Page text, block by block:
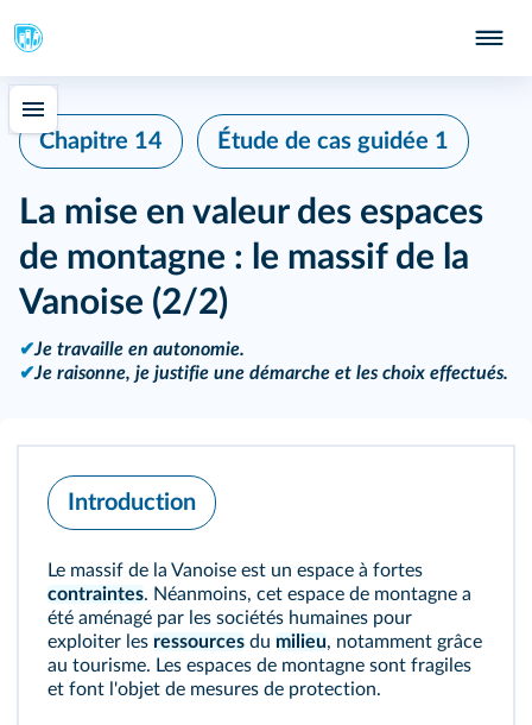
Chapitre 14 Étude de cas guidée 1
La mise en valeur des espaces
de montagne : le massif de la
Vanoise (2/2)
✔Je travaille en autonomie.
✔Je raisonne, je justifie une démarche et les choix effectués.
Introduction
Le massif de la Vanoise est un espace à fortes
contraintes. Néanmoins, cet espace de montagne a
été aménagé par les sociétés humaines pour
exploiter les ressources du milieu, notamment grâce
au tourisme. Les espaces de montagne sont fragiles
et font l'objet de mesures de protection.